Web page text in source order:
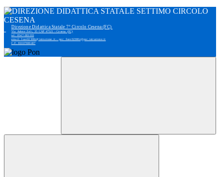
Direzione Didattica Statale 7° Circolo Cesena (FC)
Via Adone Zoli, 35 CAP 47521 - Cesena (FC)
tel: 0547-383193
email: foee02300r@istruzione.it - pec: foee02300r@pec.istruzione.it
C.F. 81007690407